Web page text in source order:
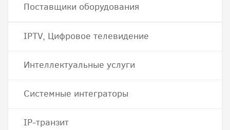
Поставщики оборудования
IPTV, Цифровое телевидение
Интеллектуальные услуги
Системные интеграторы
IP-транзит